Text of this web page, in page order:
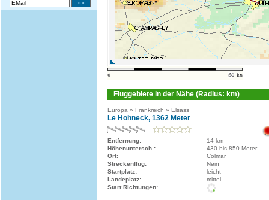
Fluggebiete in der Nähe (Radius: km)
Europa » Frankreich » Elsass
Le Hohneck, 1362 Meter
Entfernung:
14 km
Höhenuntersch.:
430 bis 850 Meter
Ort:
Colmar
Streckenflug:
Nein
Startplatz:
leicht
Landeplatz:
mittel
Start Richtungen: